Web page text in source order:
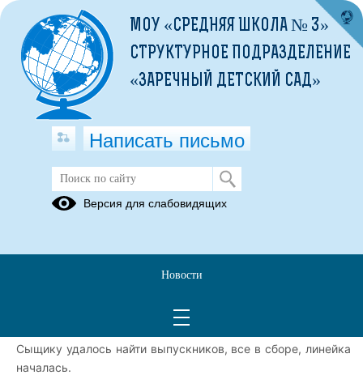
Последний звонок
24 мая в нашей школе прошёл долгожданный праздник —
последний звонок! Линейка началась с переклички, и тут
четвероклассников не оказалось на месте! Пришлось
вызывать сыщика, чтобы выяснить, куда же они пропали.
Сыщику удалось найти выпускников, все в сборе, линейка
началась.
МОУ «СРЕДНЯЯ ШКОЛА № 3»
СТРУКТУРНОЕ ПОДРАЗДЕЛЕНИЕ
«ЗАРЕЧНЫЙ ДЕТСКИЙ САД»
Написать письмо
Версия для слабовидящих
Новости